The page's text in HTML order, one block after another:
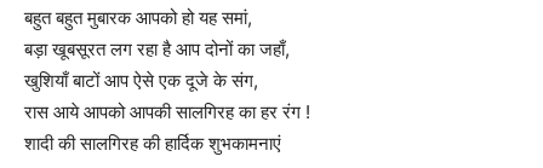
बहुत बहुत मुबारक आपको हो यह समां,
बड़ा खूबसूरत लग रहा है आप दोनों का जहाँ,
खुशियाँ बाटों आप ऐसे एक दूजे के संग,
रास आये आपको आपकी सालगिरह का हर रंग !
शादी की सालगिरह की हार्दिक शुभकामनाएं